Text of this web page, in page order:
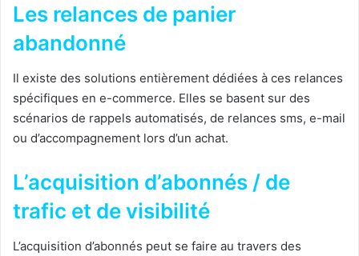
Les relances de panier
abandonné
Il existe des solutions entièrement dédiées à ces relances
spécifiques en e-commerce. Elles se basent sur des
scénarios de rappels automatisés, de relances sms, e-mail
ou d’accompagnement lors d’un achat.
L’acquisition d’abonnés / de
trafic et de visibilité
L’acquisition d’abonnés peut se faire au travers des